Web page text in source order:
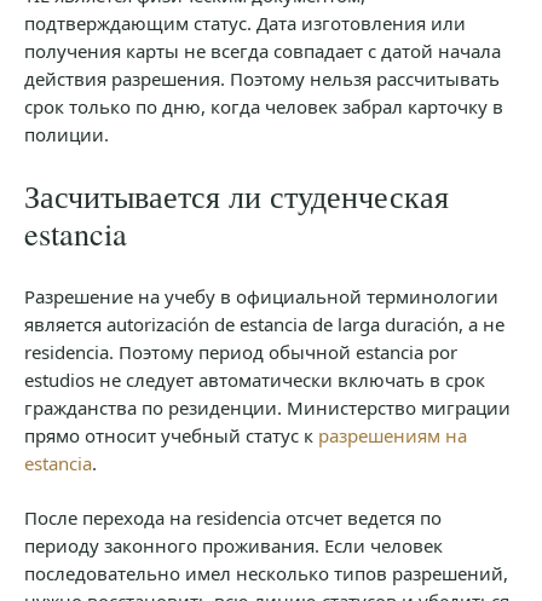
подтверждающим статус. Дата изготовления или
получения карты не всегда совпадает с датой начала
действия разрешения. Поэтому нельзя рассчитывать
срок только по дню, когда человек забрал карточку в
полиции.
Засчитывается ли студенческая
estancia
Разрешение на учебу в официальной терминологии
является autorización de estancia de larga duración, а не
residencia. Поэтому период обычной estancia por
estudios не следует автоматически включать в срок
гражданства по резиденции. Министерство миграции
прямо относит учебный статус к разрешениям на
estancia.
После перехода на residencia отсчет ведется по
периоду законного проживания. Если человек
последовательно имел несколько типов разрешений,